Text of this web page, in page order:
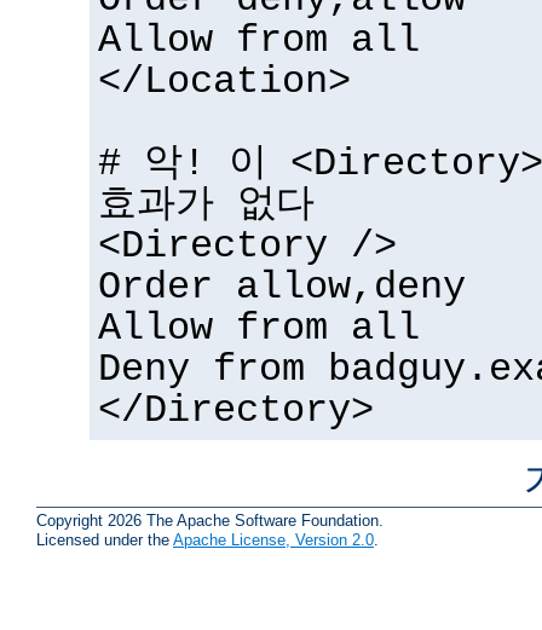
Allow from all
</Location>
# 악! 이 <Directory>
효과가 없다
<Directory />
Order allow,deny
Allow from all
Deny from
</Directory>
Copyright 2026 The Apache Software Foundation.
Licensed under the Apache License, Version 2.0